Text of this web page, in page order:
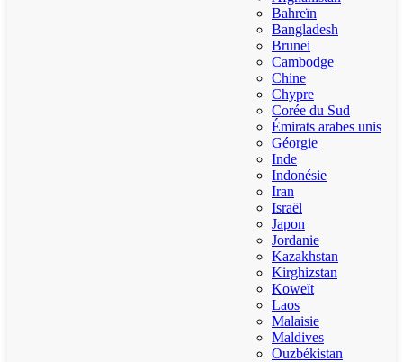
Bahreïn
Bangladesh
Brunei
Cambodge
Chine
Chypre
Corée du Sud
Émirats arabes unis
Géorgie
Inde
Indonésie
Iran
Israël
Japon
Jordanie
Kazakhstan
Kirghizstan
Koweït
Laos
Malaisie
Maldives
Ouzbékistan